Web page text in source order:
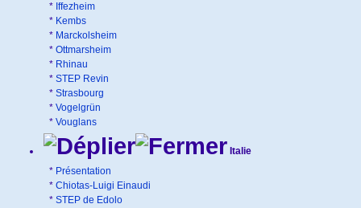
* Iffezheim
* Kembs
* Marckolsheim
* Ottmarsheim
* Rhinau
* STEP Revin
* Strasbourg
* Vogelgrün
* Vouglans
Italie
* Présentation
* Chiotas-Luigi Einaudi
* STEP de Edolo